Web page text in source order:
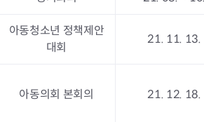
아동청소년 정책제안
대회
21. 11. 13.
아동의회 본회의 21. 12. 18.